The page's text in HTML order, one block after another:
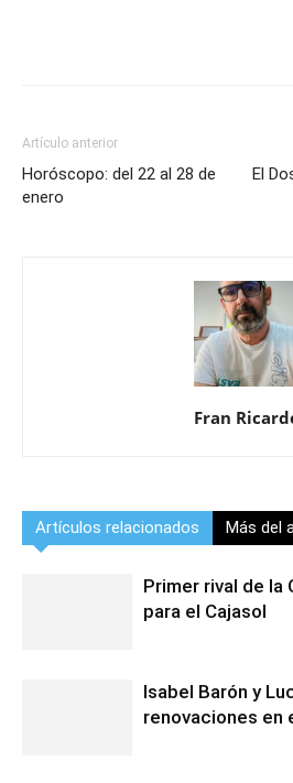
Artículo anterior
Horóscopo: del 22 al 28 de
enero
El
Fran
Artículos relacionados Más del
Primer rival de la
para el Cajasol
Isabel Barón y
renovaciones en